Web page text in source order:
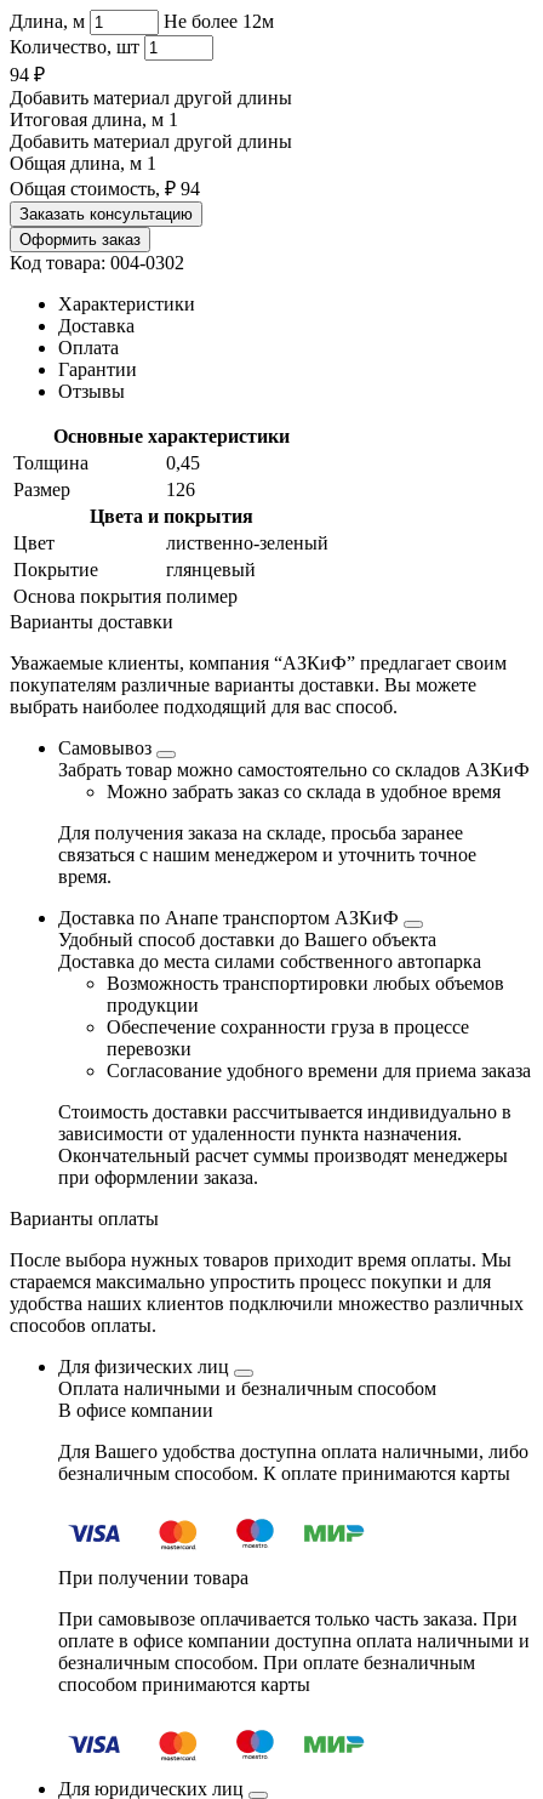
Длина, м
Не более 12м
Количество, шт
94 ₽
Добавить материал другой длины
Итоговая длина, м 1
Добавить материал другой длины
Общая длина, м 1
Общая стоимость, ₽ 94
Заказать консультацию
Оформить заказ
Код товара: 004-0302
Характеристики
Доставка
Оплата
Гарантии
Отзывы
Основные характеристики
Толщина
0,45
Размер
126
Цвета и покрытия
Цвет
лиственно-зеленый
Покрытие
глянцевый
Основа покрытия полимер
Варианты доставки
Уважаемые клиенты, компания “АЗКиФ” предлагает своим
покупателям различные варианты доставки. Вы можете
выбрать наиболее подходящий для вас способ.
Самовывоз
Забрать товар можно самостоятельно со складов АЗКиФ
Можно забрать заказ со склада в удобное время
Для получения заказа на складе, просьба заранее
связаться с нашим менеджером и уточнить точное
время.
Доставка по Анапе транспортом АЗКиФ
Удобный способ доставки до Вашего объекта
Доставка до места силами собственного автопарка
Возможность транспортировки любых объемов
продукции
Обеспечение сохранности груза в процессе
перевозки
Согласование удобного времени для приема заказа
Стоимость доставки рассчитывается индивидуально в
зависимости от удаленности пункта назначения.
Окончательный расчет суммы производят менеджеры
при оформлении заказа.
Варианты оплаты
После выбора нужных товаров приходит время оплаты. Мы
стараемся максимально упростить процесс покупки и для
удобства наших клиентов подключили множество различных
способов оплаты.
Для физических лиц
Оплата наличными и безналичным способом
В офисе компании
Для Вашего удобства доступна оплата наличными, либо
безналичным способом. К оплате принимаются карты
При получении товара
При самовывозе оплачивается только часть заказа. При
оплате в офисе компании доступна оплата наличными и
безналичным способом. При оплате безналичным
способом принимаются карты
Для юридических лиц